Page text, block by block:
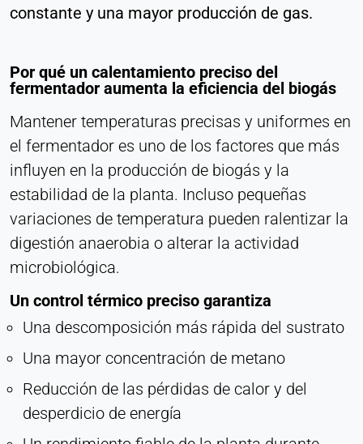
constante y una mayor producción de gas.
Por qué un calentamiento preciso del
fermentador aumenta la eficiencia del biogás
Mantener temperaturas precisas y uniformes en
el fermentador es uno de los factores que más
influyen en la producción de biogás y la
estabilidad de la planta. Incluso pequeñas
variaciones de temperatura pueden ralentizar la
digestión anaerobia o alterar la actividad
microbiológica.
Un control térmico preciso garantiza
Una descomposición más rápida del sustrato
Una mayor concentración de metano
Reducción de las pérdidas de calor y del
desperdicio de energía
Leadinfo B.V.
Identificación de empresa (B2B)
Persistente
Hotjar
Name:
hjSession#, hjSessionUser#,
_hjAbsoluteSessionInProgress
Provider:
Hotjar Ltd.
Purpose:
Análisis del comportamiento del usuario
Cookie duration: